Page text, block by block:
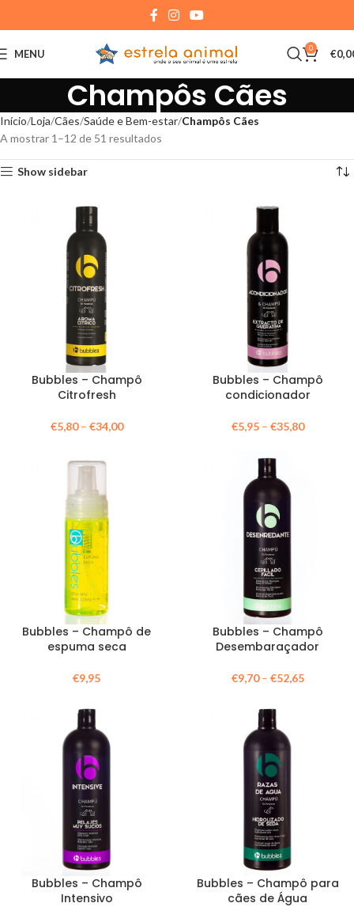
MENU 0 €
Champôs Cães
Início Loja Cães Saúde e Bem-estar Champôs Cães
A mostrar 1–12 de 51 resultados
Show sidebar
Bubbles – Champô
Citrofresh
€5,80– €34,00
Bubbles – Champô
condicionador
€5,95– €35,80
Bubbles – Champô de
espuma seca
€9,95
Bubbles – Champô
Desembaraçador
€9,70– €52,65
Bubbles – Champô
Intensivo
Bubbles – Champô para
cães de Água